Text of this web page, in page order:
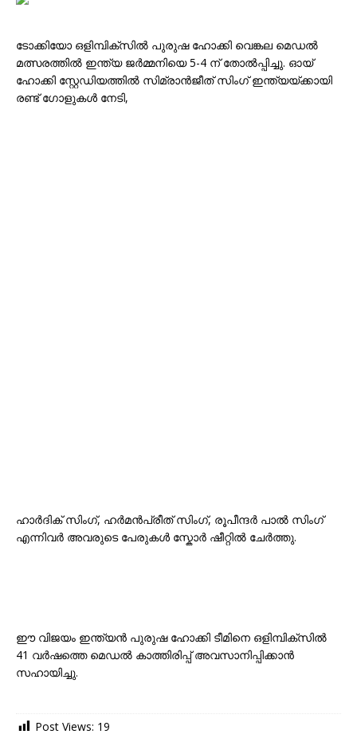
ടോക്കിയോ ഒളിമ്പിക്സിൽ പുരുഷ ഹോക്കി വെങ്കല മെഡൽ
മത്സരത്തിൽ ഇന്ത്യ ജർമ്മനിയെ 5-4 ന് തോൽപ്പിച്ചു. ഓയ്
ഹോക്കി സ്റ്റേഡിയത്തിൽ സിമ്രാൻജീത് സിംഗ് ഇന്ത്യയ്ക്കായി
രണ്ട് ഗോളുകൾ നേടി,
ഹാർദിക് സിംഗ്, ഹർമൻപ്രീത് സിംഗ്, രൂപീന്ദർ പാൽ സിംഗ്
എന്നിവർ അവരുടെ പേരുകൾ സ്കോർ ഷീറ്റിൽ ചേർത്തു.
ഈ വിജയം ഇന്ത്യൻ പുരുഷ ഹോക്കി ടീമിനെ ഒളിമ്പിക്സിൽ
41 വർഷത്തെ മെഡൽ കാത്തിരിപ്പ് അവസാനിപ്പിക്കാൻ
സഹായിച്ചു.
Post Views: 19